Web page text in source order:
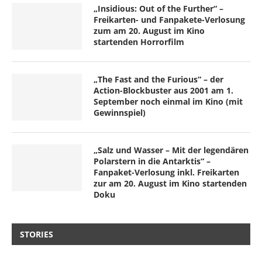
„Insidious: Out of the Further“ –
Freikarten- und Fanpakete-Verlosung
zum am 20. August im Kino
startenden Horrorfilm
„The Fast and the Furious“ – der
Action-Blockbuster aus 2001 am 1.
September noch einmal im Kino (mit
Gewinnspiel)
„Salz und Wasser – Mit der legendären
Polarstern in die Antarktis“ –
Fanpaket-Verlosung inkl. Freikarten
zur am 20. August im Kino startenden
Doku
STORIES